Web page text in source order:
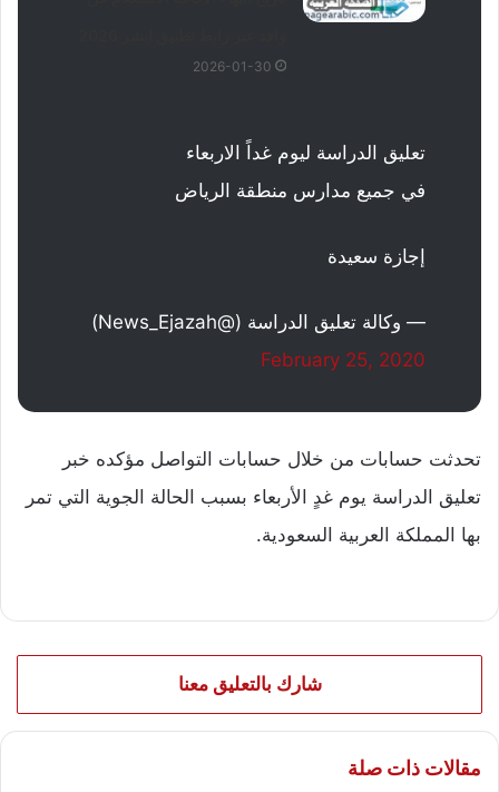
2026-01-30
تعليق الدراسة ليوم غداً الاربعاء
في جميع مدارس منطقة الرياض
إجازة سعيدة
— وكالة تعليق الدراسة (@News_Ejazah)
February 25, 2020
تحدثت حسابات من خلال حسابات التواصل مؤكده خبر
تعليق الدراسة يوم غدٍ الأربعاء بسبب الحالة الجوية التي تمر
بها المملكة العربية السعودية.
شارك بالتعليق معنا
مقالات ذات صلة